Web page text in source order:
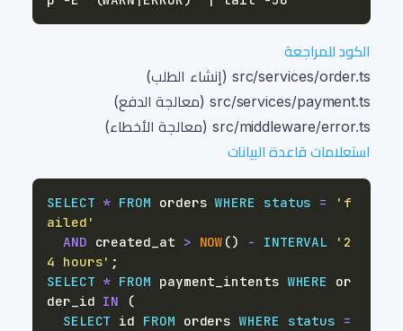
الكود للمراجعة
src/services/order.ts (إنشاء الطلب)
src/services/payment.ts (معالجة الدفع)
src/middleware/error.ts (معالجة الأخطاء)
استعلامات قاعدة البيانات
SELECT * FROM orders WHERE status =
'f
ailed'
AND created_at > NOW () - INTERVAL
'2
4 hours' ;
SELECT * FROM payment_intents WHERE or
der_id IN
(
SELECT id FROM orders WHERE status =